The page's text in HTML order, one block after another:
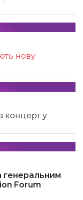
нову
концерт у
генеральним
Forum